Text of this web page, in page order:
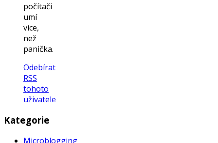
počítači
umí
více,
než
panička.
Odebírat
RSS
tohoto
uživatele
Kategorie
Microblogging